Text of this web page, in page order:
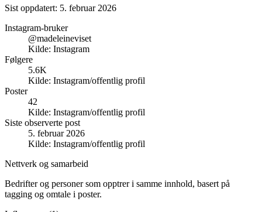
Sist oppdatert: 5. februar 2026
Instagram-bruker
@madeleineviset
Kilde: Instagram
Følgere
5.6K
Kilde: Instagram/offentlig profil
Poster
42
Kilde: Instagram/offentlig profil
Siste observerte post
5. februar 2026
Kilde: Instagram/offentlig profil
Nettverk og samarbeid
Bedrifter og personer som opptrer i samme innhold, basert på
tagging og omtale i poster.